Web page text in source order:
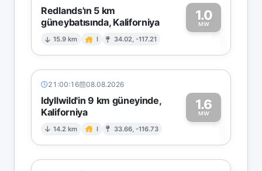
Redlands'ın 5 km
güneybatısında, Kaliforniya
15.9 km I 34.02, -117.21
1.0
MW1
21:00:16 08.08.2026
Idyllwild'in 9 km güneyinde,
Kaliforniya
14.2 km I 33.66, -116.73
1.6
MW1